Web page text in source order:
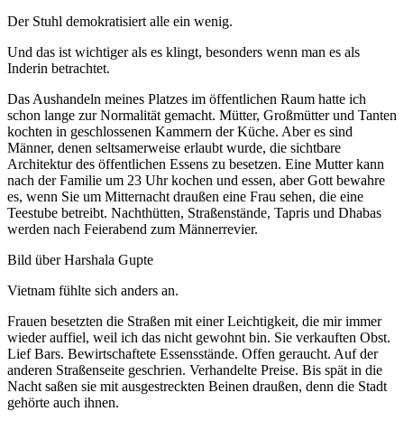
Der Stuhl demokratisiert alle ein wenig.
Und das ist wichtiger als es klingt, besonders wenn man es als
Inderin betrachtet.
Das Aushandeln meines Platzes im öffentlichen Raum hatte ich
schon lange zur Normalität gemacht. Mütter, Großmütter und Tanten
kochten in geschlossenen Kammern der Küche. Aber es sind
Männer, denen seltsamerweise erlaubt wurde, die sichtbare
Architektur des öffentlichen Essens zu besetzen. Eine Mutter kann
nach der Familie um 23 Uhr kochen und essen, aber Gott bewahre
es, wenn Sie um Mitternacht draußen eine Frau sehen, die eine
Teestube betreibt. Nachthütten, Straßenstände, Tapris und Dhabas
werden nach Feierabend zum Männerrevier.
Bild über Harshala Gupte
Vietnam fühlte sich anders an.
Frauen besetzten die Straßen mit einer Leichtigkeit, die mir immer
wieder auffiel, weil ich das nicht gewohnt bin. Sie verkauften Obst.
Lief Bars. Bewirtschaftete Essensstände. Offen geraucht. Auf der
anderen Straßenseite geschrien. Verhandelte Preise. Bis spät in die
Nacht saßen sie mit ausgestreckten Beinen draußen, denn die Stadt
gehörte auch ihnen.